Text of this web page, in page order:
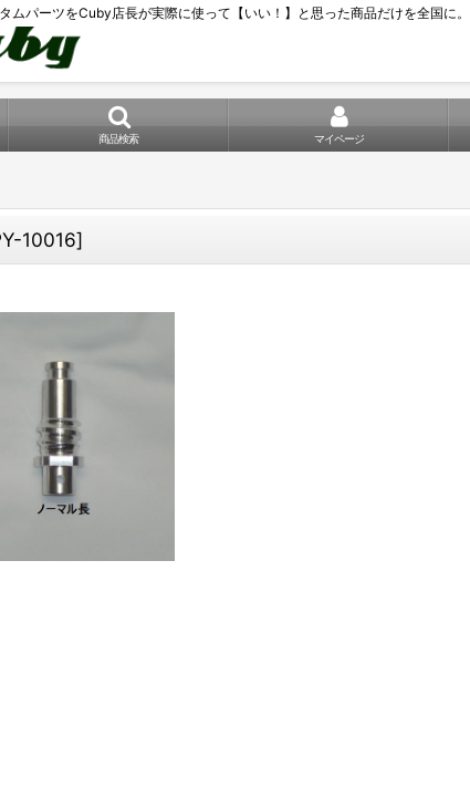
パーツをCuby店長が実際に使って【いい！】と思った商品だけを全国に。
商品検索 マイページ
10016]